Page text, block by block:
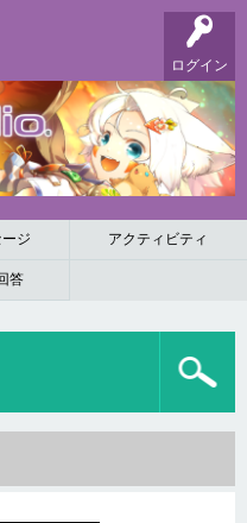
ログイン
ジ アクティビティ
答